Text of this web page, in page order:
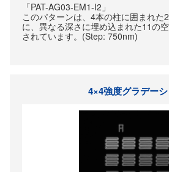
「PAT-AG03-EM1-I2」
このパターンは、4本の柱に囲まれた
に、異なる深さに埋め込まれた11の
されています。(Step: 750nm)
4×4強度グラデー